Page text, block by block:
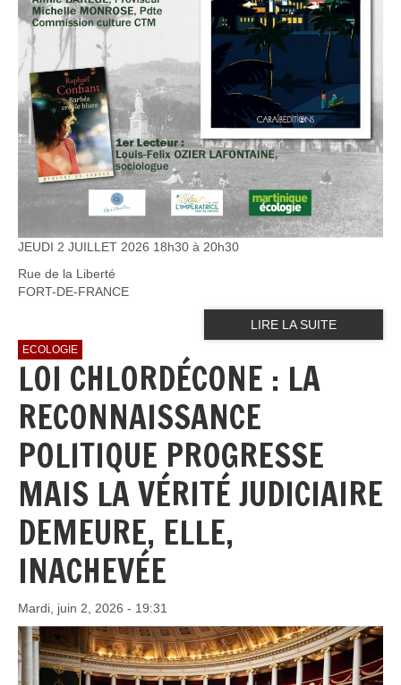
JEUDI 2 JUILLET 2026 18h30 à 20h30
Rue de la Liberté
FORT-DE-FRANCE
LIRE LA SUITE
ECOLOGIE
LOI CHLORDÉCONE : LA
RECONNAISSANCE
POLITIQUE PROGRESSE
MAIS LA VÉRITÉ JUDICIAIRE
DEMEURE, ELLE,
INACHEVÉE
Mardi, juin 2, 2026 - 19:31